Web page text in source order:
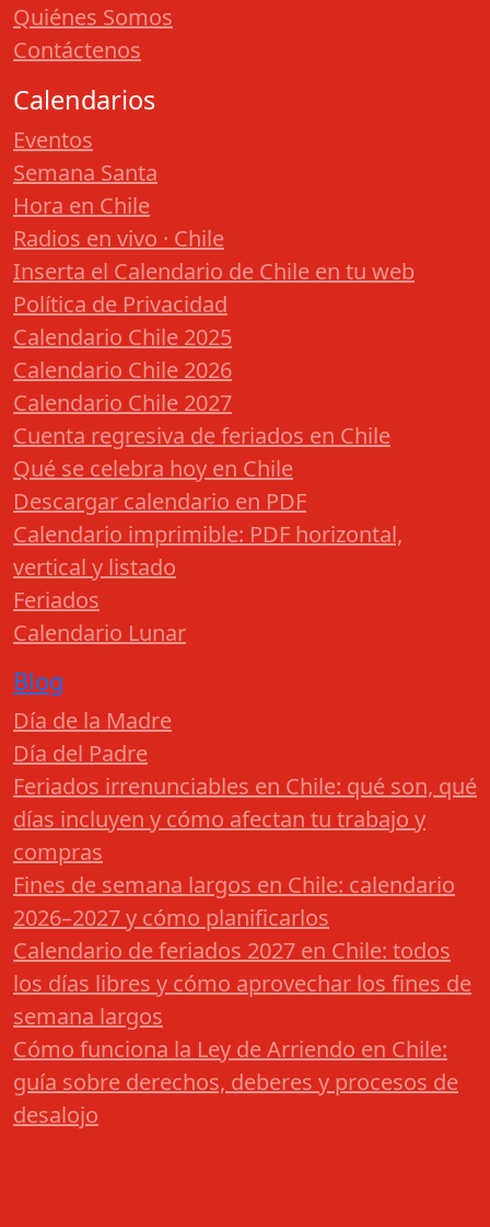
Quiénes Somos
Contáctenos
Calendarios
Eventos
Semana Santa
Hora en Chile
Radios en vivo · Chile
Inserta el Calendario de Chile en tu web
Política de Privacidad
Calendario Chile 2025
Calendario Chile 2026
Calendario Chile 2027
Cuenta regresiva de feriados en Chile
Qué se celebra hoy en Chile
Descargar calendario en PDF
Calendario imprimible: PDF horizontal,
vertical y listado
Feriados
Calendario Lunar
Blog
Día de la Madre
Día del Padre
Feriados irrenunciables en Chile: qué son, qué
días incluyen y cómo afectan tu trabajo y
compras
Fines de semana largos en Chile: calendario
2026–2027 y cómo planificarlos
Calendario de feriados 2027 en Chile: todos
los días libres y cómo aprovechar los fines de
semana largos
Cómo funciona la Ley de Arriendo en Chile:
guía sobre derechos, deberes y procesos de
desalojo